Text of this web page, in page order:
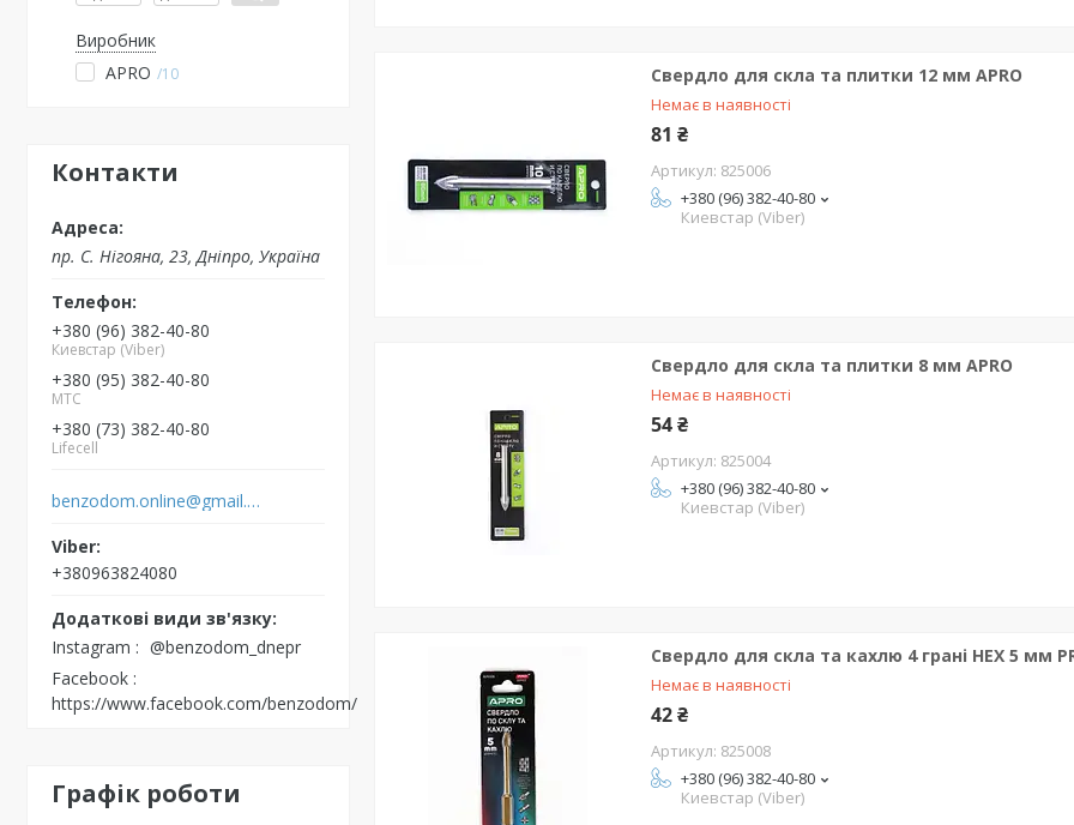
Виробник
APRO
10
Контакти
пр. С. Нігояна, 23, Дніпро, Україна
+380 (96) 382-40-80
Киевстар (Viber)
+380 (95) 382-40-80
MTC
+380 (73) 382-40-80
Lifecell
benzodom.online@gmail.com
+380963824080
Instagram
@benzodom_dnepr
Facebook
https://www.facebook.com/benzodom/
Графік роботи
Свердло для скла та плитки 12 мм APRO
Немає в наявності
81 ₴
825006
+380 (96) 382-40-80
Киевстар (Viber)
Свердло для скла та плитки 8 мм APRO
Немає в наявності
54 ₴
825004
+380 (96) 382-40-80
Киевстар (Viber)
Свердло для скла та кахлю 4 грані HEX 5 мм
Немає в наявності
42 ₴
825008
+380 (96) 382-40-80
Киевстар (Viber)